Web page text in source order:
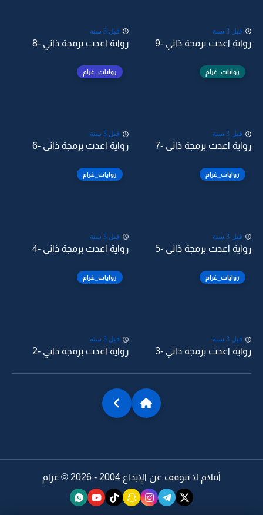
قبل 3 سنة
رواية اعدت برمجة ذاتي -9
قبل 3 سنة
رواية اعدت برمجة ذاتي -8
روايات_غرام
قبل 3 سنة
رواية اعدت برمجة ذاتي -7
روايات_غرام
قبل 3 سنة
رواية اعدت برمجة ذاتي -6
روايات_غرام
قبل 3 سنة
رواية اعدت برمجة ذاتي -5
روايات_غرام
قبل 3 سنة
رواية اعدت برمجة ذاتي -4
روايات_غرام
قبل 3 سنة
رواية اعدت برمجة ذاتي -3
روايات_غرام
قبل 3 سنة
رواية اعدت برمجة ذاتي -2
أقلام لا تتوقف عن الإبداع 2004 - 2026 © غرام